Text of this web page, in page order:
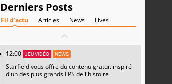
Derniers Posts
Fil d'actu Articles News Lives
12:00 JEU VIDÉO NEWS
Starfield vous offre du contenu gratuit inspiré
d'un des plus grands FPS de l'histoire